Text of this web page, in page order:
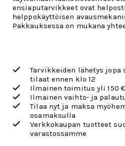
ensiaputarvikkeet ovat
helppokäyttöisen
Pakkauksessa on mukana
Tarvikkeiden lähetys jopa
tilaat ennen klo 12
Ilmainen toimitus yli 150
Ilmainen vaihto- ja
Tilaa nyt ja maksa
osamaksulla
Verkkokaupan tuotteet
varastossamme